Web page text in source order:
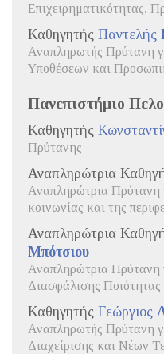
Επιχειρηματικότητας,
Καθηγητής Παντελής
Αναπληρωτής Πρύτανη
Υποθέσεων και
Πανεπιστήμιο
Καθηγητής
Πρύτανης
Αναπληρώτρια
Αναπληρώτρια Πρύτανη
κοινωνίας και της
Αναπληρώτρια
Μπότσιου
Αναπληρώτρια Πρύτανη
Διασφάλισης Ποιότητας
Καθηγητής Γεώργιος
Αναπληρωτής Πρύτανη
Διαχείρισης και Νέων